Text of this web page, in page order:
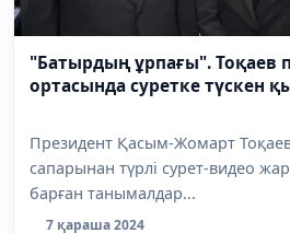
"Батырдың ұрпағы". Тоқаев
ортасында суретке түскен
Президент Қасым-Жомарт
сапарынан түрлі сурет-видео
барған танымалдар...
7 қараша 2024